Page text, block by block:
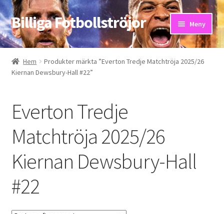
Hoppa
till
navigering
Hoppa
till
innehåll
Billiga Fotbollströjor Meny
Hem
Bloggar
Kontakta oss
Mitt konto
Hem
Produkter märkta ”Everton Tredje Matchtröja 2025/26
Kiernan Dewsbury-Hall #22”
Everton Tredje
Matchtröja 2025/26
Kiernan Dewsbury-Hall
#22